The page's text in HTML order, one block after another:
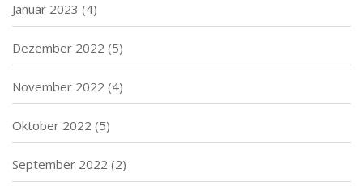
Januar 2023 (4)
Dezember 2022 (5)
November 2022 (4)
Oktober 2022 (5)
September 2022 (2)